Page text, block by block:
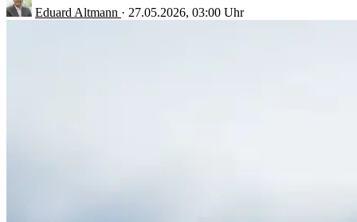
Eduard Altmann · 27.05.2026, 03:00 Uhr